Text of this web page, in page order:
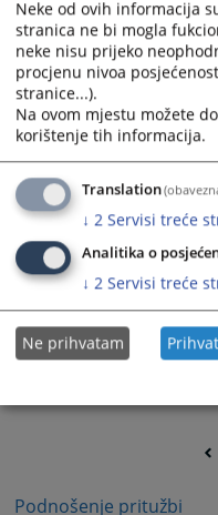
Podnošenje pritužbi
Neke od ovih informacija
stranica ne bi mogla
neke nisu prijeko
procjenu nivoa
stranice...).
Na ovom mjestu možete
korištenje tih informacija.
Translation
↓ 2 Servisi treće
Analitika o
↓ 2 Servisi treće
Ne prihvatam